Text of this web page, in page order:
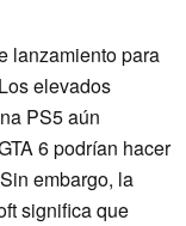
lanzamiento para
elevados
PS5 aún
6 podrían hacer
embargo, la
significa que